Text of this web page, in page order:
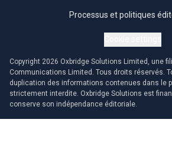
Processus et politiques
Copyright 2026 Oxbridge Solutions Limited, une
Communications Limited. Tous droits réservés.
duplication des informations contenues dans le
strictement interdite. Oxbridge Solutions est
conserve son indépendance éditoriale.